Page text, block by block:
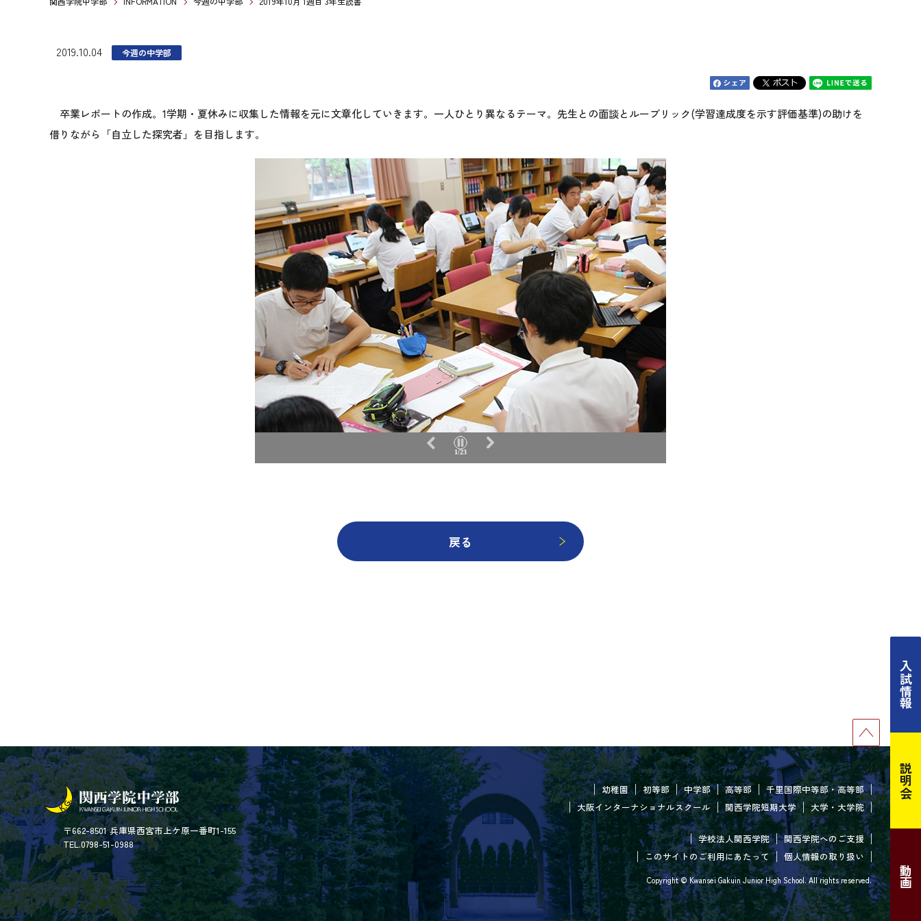
入試情報
説明会
動画
2019.10.04 今週の中学部
卒業レポートの作成。1学期・夏休みに収集した情報を元に文章化していきます。一人ひとり異なるテーマ。先生との面談とルーブリック(学習達成度を示す評価基準)の助けを
借りながら「自立した探究者」を目指します。
2/23
戻る
〒662-8501 兵庫県西宮市上ケ原一番町1-155
TEL.0798-51-0988
幼稚園 初等部 中学部 高等部
千里国際中等部・高等部
大阪インターナショナルスクール
関西学院短期大学 大学・大学院
学校法人関西学院
関西学院へのご支援
このサイトのご利用にあたって
個人情報の取り扱い
Copyright © Kwansei Gakuin Junior High School. All rights reserved.